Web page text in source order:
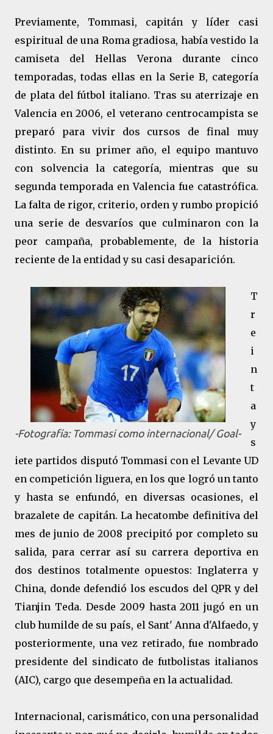
Previamente, Tommasi, capitán y líder casi
espiritual de una Roma gradiosa, había vestido la
camiseta del Hellas Verona durante cinco
temporadas, todas ellas en la Serie B, categoría
de plata del fútbol italiano. Tras su aterrizaje en
Valencia en 2006, el veterano centrocampista se
preparó para vivir dos cursos de final muy
distinto. En su primer año, el equipo mantuvo
con solvencia la categoría, mientras que su
segunda temporada en Valencia fue catastrófica.
La falta de rigor, criterio, orden y rumbo propició
una serie de desvaríos que culminaron con la
peor campaña, probablemente, de la historia
reciente de la entidad y su casi desaparición.
-Fotografía: Tommasi como internacional/ Goal-
T
r
e
i
n
t
a
y
s
iete partidos disputó Tommasi con el Levante UD
en competición liguera, en los que logró un tanto
y hasta se enfundó, en diversas ocasiones, el
brazalete de capitán. La hecatombe definitiva del
mes de junio de 2008 precipitó por completo su
salida, para cerrar así su carrera deportiva en
dos destinos totalmente opuestos: Inglaterra y
China, donde defendió los escudos del QPR y del
Tianjin Teda. Desde 2009 hasta 2011 jugó en un
club humilde de su país, el Sant' Anna d'Alfaedo, y
posteriormente, una vez retirado, fue nombrado
presidente del sindicato de futbolistas italianos
(AIC), cargo que desempeña en la actualidad.
Internacional, carismático, con una personalidad